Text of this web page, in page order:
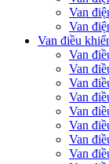
Van
Van
Van điều
Van
Van
Van
Van
Van
Van
Van
Van